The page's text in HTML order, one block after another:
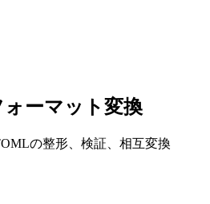
ォーマット変換
の整形、検証、相互変換